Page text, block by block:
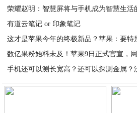
荣耀赵明：智慧屏将与手机成为智慧生活
有道云笔记 or 印象笔记
这才是苹果今年的终极新品？苹果：要特
数亿果粉始料未及！苹果9日正式官宣，
手机还可以测长宽高？还可以探测金属？